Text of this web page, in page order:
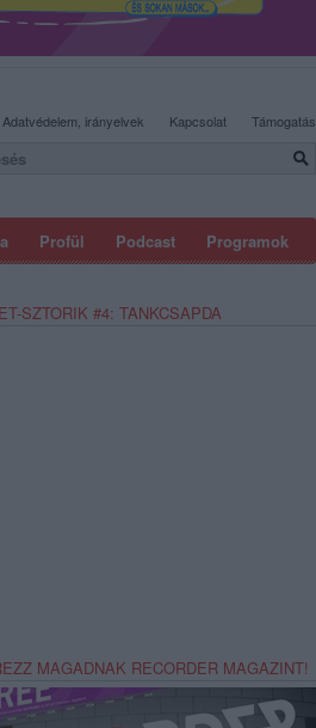
Profül Podcast Programok
Adatvédelem, irányelvek Kapcsolat Támogatás
SZTORIK #4: TANKCSAPDA
MAGADNAK RECORDER MAGAZINT!